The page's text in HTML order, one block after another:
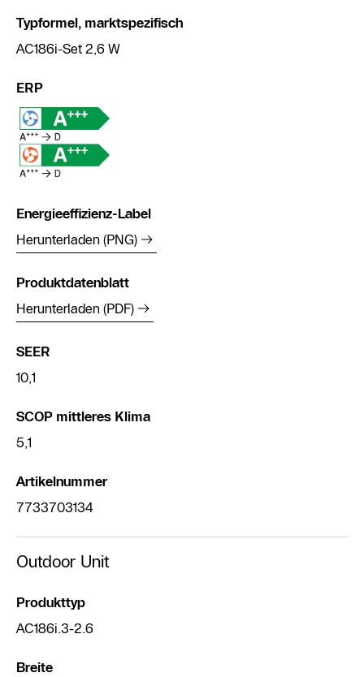
Typformel, marktspezifisch
AC186i-Set 2,6 W
ERP
Energieeffizienz-Label
Herunterladen (PNG)
Produktdatenblatt
Herunterladen (PDF)
SEER
10,1
SCOP mittleres Klima
5,1
Artikelnummer
7733703134
Outdoor Unit
Produkttyp
AC186i.3-2.6
Breite